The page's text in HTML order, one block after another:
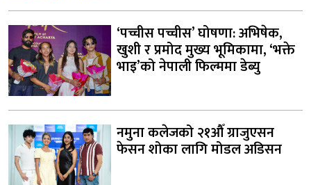
‘पच्चीस पच्चीस’ घोषणा: अभिषेक,
खुशी र प्रमोद मुख्य भूमिकामा, ‘भक्ते
भाइ’को नेपाली फिल्ममा डेब्यु
नमुना कलेजको २१औँ ग्राजुएसन
फेसन शोका लागि मोडल अडिसन